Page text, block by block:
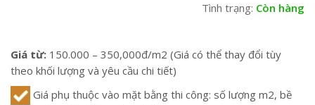
Tình trạng: Còn hàng
Giá từ: 150.000 – 350,000đ/m2 (Giá có thể thay đổi tùy
theo khối lượng và yêu cầu chi tiết)
Giá phụ thuộc vào mặt bằng thi công: số lượng m2, bề